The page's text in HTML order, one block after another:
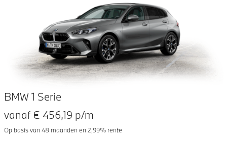
BMW 1 Serie
vanaf € 456,19 p/m
Op basis van 48maanden en 2,99% rente